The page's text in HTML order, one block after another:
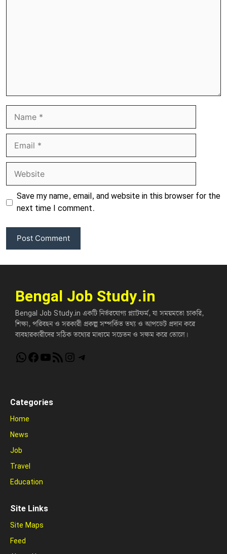
Save my name, email, and website in this browser for the
next time I comment.
Bengal Job Study.in
Bengal Job Study.in একটি নির্ভরযোগ্য প্ল্যাটফর্ম, যা সময়মতো চাকরি,
শিক্ষা, পরিবহন ও সরকারী প্রকল্প সম্পর্কিত তথ্য ও আপডেট প্রদান করে
ব্যবহারকারীদের সঠিক তথ্যের মাধ্যমে সচেতন ও সক্ষম করে তোলে।
WhatsApp
Facebook
YouTube
RSS FeedInstagram
Telegram
Categories
Home
News
Job
Travel
Education
Site Links
Site Maps
Feed